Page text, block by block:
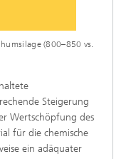
(800–850 vs.
Steigerung
Wertschöpfung des
für die chemische
ein adäquater